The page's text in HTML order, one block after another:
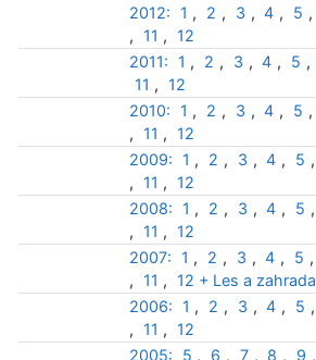
2012:
1 , 2 , 3 , 4 , 5 ,
,
11 ,
12
2011:
1 , 2 , 3 , 4 , 5 ,
11 ,
12
2010:
1 , 2 , 3 , 4 , 5 ,
,
11 ,
12
2009:
1 , 2 , 3 , 4 , 5 ,
,
11 ,
12
2008:
1 , 2 , 3 , 4 , 5 ,
,
11 ,
12
2007:
1 , 2 , 3 , 4 , 5 ,
,
11 ,
12 + Les a zahrada
2006:
1 , 2 , 3 , 4 , 5 ,
,
11 ,
12
2005:
5 , 6 , 7 , 8 , 9 ,